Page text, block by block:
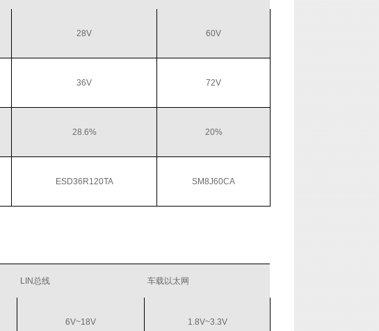
28V 60V
36V 72V
28.6% 20%
ESD36R120TA SM8J60CA
LIN总线 车载以太网
6V~18V 1.8V~3.3V